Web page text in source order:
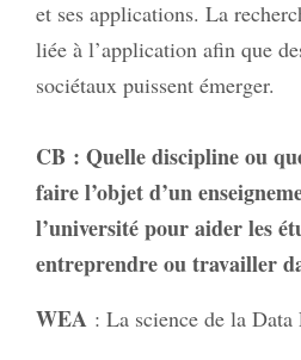
et ses applications. La
liée à l’application afin que
sociétaux puissent émerger.
CB : Quelle discipline ou
faire l’objet d’un
l’université pour aider les
entreprendre ou travailler
WEA : La science de la Data